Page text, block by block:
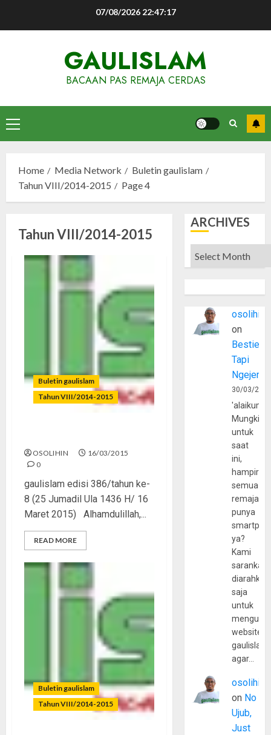
07/08/2026 22:47:17
GAULISLAM
BACAAN PAS REMAJA CERDAS
Primary
Menu
Home Media Network
Buletin gaulislam
Tahun VIII/2014-2015
Page 4
Tahun VIII/2014-2015
Buletin gaulislam
Tahun VIII/2014-2015
OSOLIHIN
16/03/2015
0
gaulislam edisi 386/tahun ke-
8 (25 Jumadil Ula 1436 H/ 16
Maret 2015) Alhamdulillah,...
READ MORE
Buletin gaulislam
Tahun VIII/2014-2015
ARCHIVES
Archives
osolihin
on
Bestie
Tapi
30/03/
Mungkin
untuk
saat
ini,
hampir
semua
remaja
punya
ya?
Kami
sarankan,
diarahkan
saja
untuk
website
agar…
osolihin
on No
Ujub,
Just